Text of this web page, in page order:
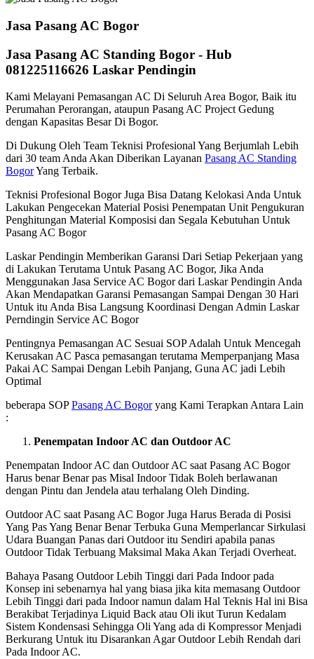
Jasa Pasang AC Bogor
Jasa Pasang AC Standing Bogor - Hub
081225116626 Laskar Pendingin
Kami Melayani Pemasangan AC Di Seluruh Area Bogor, Baik itu
Perumahan Perorangan, ataupun Pasang AC Project Gedung
dengan Kapasitas Besar Di Bogor.
Di Dukung Oleh Team Teknisi Profesional Yang Berjumlah Lebih
dari 30 team Anda Akan Diberikan Layanan Pasang AC Standing
BogorYang Terbaik.
Teknisi Profesional Bogor Juga Bisa Datang Kelokasi Anda Untuk
Lakukan Pengecekan Material Posisi Penempatan Unit Pengukuran
Penghitungan Material Komposisi dan Segala Kebutuhan Untuk
Pasang AC Bogor
Laskar Pendingin Memberikan Garansi Dari Setiap Pekerjaan yang
di Lakukan Terutama Untuk Pasang AC Bogor, Jika Anda
Menggunakan Jasa Service AC Bogor dari Laskar Pendingin Anda
Akan Mendapatkan Garansi Pemasangan Sampai Dengan 30 Hari
Untuk itu Anda Bisa Langsung Koordinasi Dengan Admin Laskar
Perndingin Service AC Bogor
Pentingnya Pemasangan AC Sesuai SOP Adalah Untuk Mencegah
Kerusakan AC Pasca pemasangan terutama Memperpanjang Masa
Pakai AC Sampai Dengan Lebih Panjang, Guna AC jadi Lebih
Optimal
beberapa SOPPasang AC Bogoryang Kami Terapkan Antara Lain
:
Penempatan Indoor AC dan Outdoor AC
Penempatan Indoor AC dan Outdoor AC saat Pasang AC Bogor
Harus benar Benar pas Misal Indoor Tidak Boleh berlawanan
dengan Pintu dan Jendela atau terhalang Oleh Dinding.
Outdoor AC saat Pasang AC Bogor Juga Harus Berada di Posisi
Yang Pas Yang Benar Benar Terbuka Guna Memperlancar Sirkulasi
Udara Buangan Panas dari Outdoor itu Sendiri apabila panas
Outdoor Tidak Terbuang Maksimal Maka Akan Terjadi Overheat.
Bahaya Pasang Outdoor Lebih Tinggi dari Pada Indoor pada
Konsep ini sebenarnya hal yang biasa jika kita memasang Outdoor
Lebih Tinggi dari pada Indoor namun dalam Hal Teknis Hal ini Bisa
Berakibat Terjadinya Liquid Back atau Oli ikut Turun Kedalam
Sistem Kondensasi Sehingga Oli Yang ada di Kompressor Menjadi
Berkurang Untuk itu Disarankan Agar Outdoor Lebih Rendah dari
Pada Indoor AC.